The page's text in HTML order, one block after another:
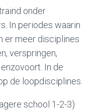
onder
In periodes waarin
er meer disciplines
verspringen,
In de
de loopdisciplines.
school 1-2-3)